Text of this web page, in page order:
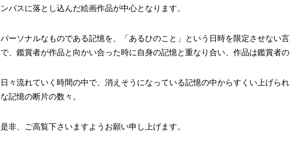
ンバスに落とし込んだ絵画作品が中心となります。
パーソナルなものである記憶を、「あるひのこと」という日時を限定させない
で、鑑賞者が作品と向かい合った時に自身の記憶と重なり合い、作品は鑑賞者
日々流れていく時間の中で、消えそうになっている記憶の中からすくい上げら
な記憶の断片の数々。
是非、ご高覧下さいますようお願い申し上げます。